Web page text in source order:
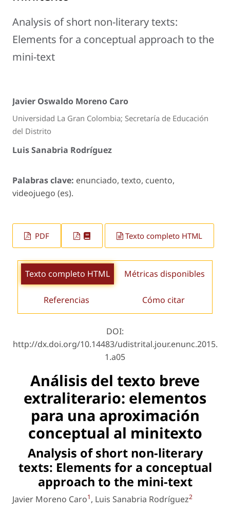
Analysis of short non-literary texts:
Elements for a conceptual approach to the
mini-text
Javier Oswaldo Moreno Caro
Universidad La Gran Colombia; Secretaría de Educación
del Distrito
Luis Sanabria Rodríguez
Palabras clave: enunciado, texto, cuento,
videojuego (es).
PDF Texto completo HTML
Texto completo HTML Métricas disponibles
Referencias Cómo citar
DOI:
http://dx.doi.org/10.14483/udistrital.jour.enunc.2015.
1.a05
Análisis del texto breve
extraliterario: elementos
para una aproximación
conceptual al minitexto
Analysis of short non-literary
texts: Elements for a conceptual
approach to the mini-text
Javier Moreno Caro1, Luis Sanabria Rodríguez2